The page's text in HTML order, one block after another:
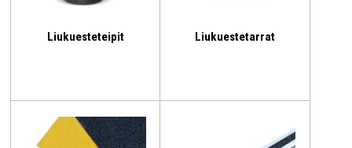
Liukuesteteipit Liukuestetarrat